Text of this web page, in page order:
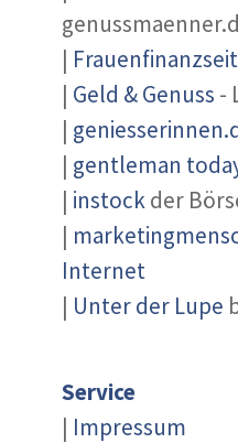
|
| Geld & Genuss -
|
| gentleman
| instockder
|
Internet
| Unter der Lupe
Service
| Impressum